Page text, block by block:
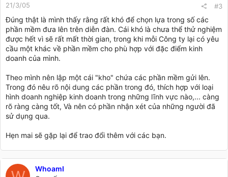
21/3/05 #3
Đúng thật là mình thấy rằng rất khó để chọn lựa trong số các
phần mềm đưa lên trên diễn đàn. Cái khó là chưa thể thử nghiệm
được hết vì sẽ rất mất thời gian, trong khi mỗi Công ty lại có yêu
cầu một khác về phần mềm cho phù hợp với đặc điểm kinh
doanh của mình.
Theo mình nên lập một cái "kho" chứa các phần mềm gửi lên.
Trong đó nêu rõ nội dung các phần trong đó, thích hợp với loại
hình doanh nghiệp kinh doanh trong những lĩnh vực nào,... càng
rõ ràng càng tốt, Và nên có phần nhận xét của những người đã
sử dụng qua.
Hẹn mai sẽ gặp lại để trao đổi thêm với các bạn.
WhoamI